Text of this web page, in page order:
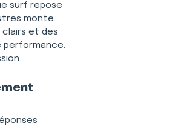
surf repose
monte.
clairs et des
performance.